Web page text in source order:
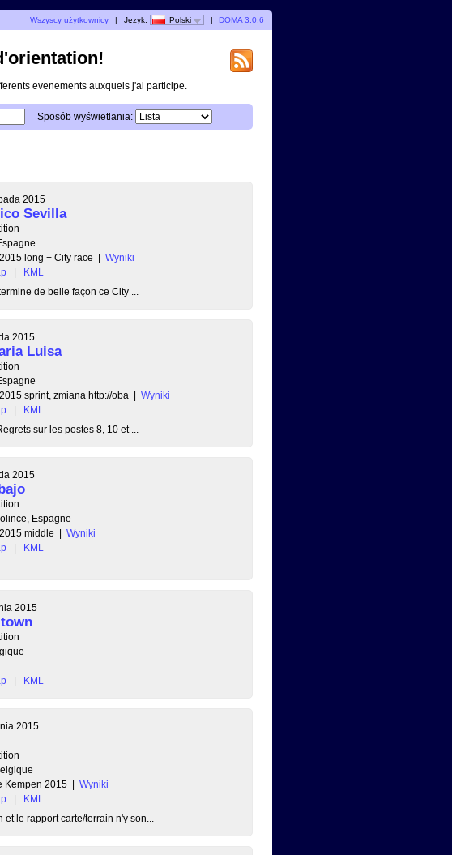
Wszyscy użytkownicy | Język: Polski | DOMA 3.0.6
evenements auxquels j'ai participe.
Sposób wyświetlania:
2015
Sevilla
long + City race | Wyniki
|
KML
de belle façon ce City ...
2015
Luisa
sprint, zmiana http://oba | Wyniki
|
KML
sur les postes 8, 10 et ...
2015
Espagne
middle | Wyniki
|
KML
2015
| KML
2015
Kempen 2015 | Wyniki
|
KML
le rapport carte/terrain n'y son...